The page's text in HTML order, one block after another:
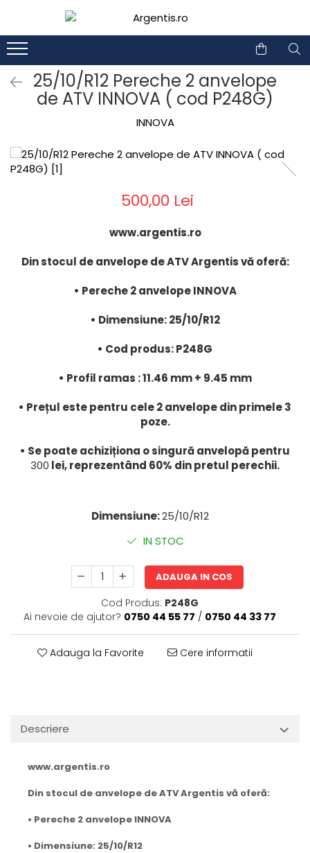
25/10/R12 Pereche 2 anvelope
de ATV INNOVA ( cod P248G)
INNOVA
500,00 Lei
www.argentis.ro
Din stocul de anvelope de ATV Argentis vă oferă:
• Pereche 2 anvelope INNOVA
• Dimensiune: 25/10/R12
• Cod produs: P248G
• Profil ramas : 11.46 mm + 9.45 mm
• Prețul este pentru cele 2 anvelope din primele 3
poze.
• Se poate achiziționa o singură anvelopă pentru
300 lei, reprezentând 60% din pretul perechii.
Dimensiune:25/10/R12
IN STOC
ADAUGA IN COS
Cod Produs: P248G
Ai nevoie de ajutor? 0750 44 55 77 / 0750 44 33 77
Adauga la Favorite Cere informatii
Descriere
www.argentis.ro
Din stocul de anvelope de ATV Argentis vă oferă:
• Pereche 2 anvelope INNOVA
• Dimensiune: 25/10/R12